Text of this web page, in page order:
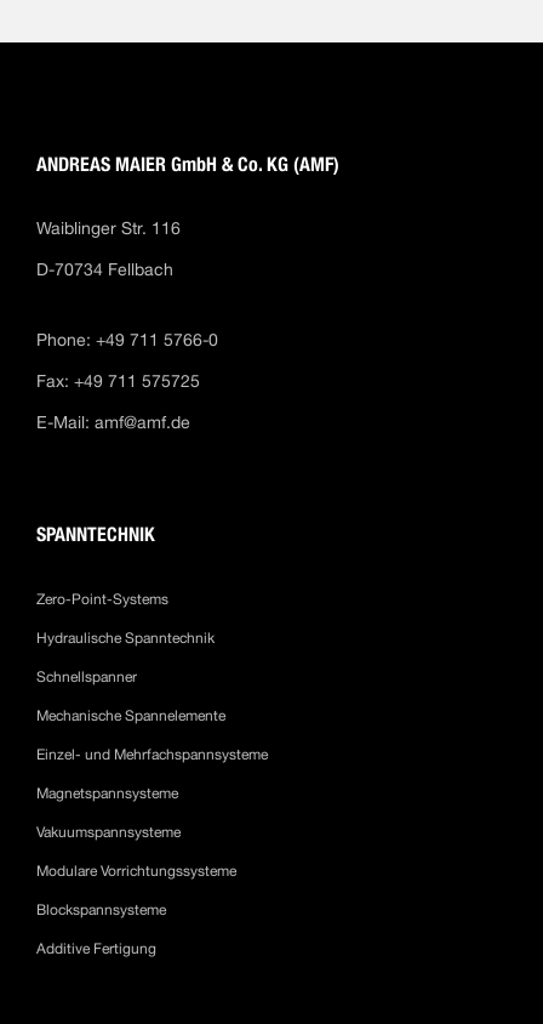
ANDREAS MAIER GmbH & Co. KG (AMF)
Waiblinger Str. 116
D-70734 Fellbach
Phone: +49 711 5766-0
Fax: +49 711 575725
E-Mail: amf@amf.de
SPANNTECHNIK
Zero-Point-Systems
Hydraulische Spanntechnik
Schnellspanner
Mechanische Spannelemente
Einzel- und Mehrfachspannsysteme
Magnetspannsysteme
Vakuumspannsysteme
Modulare Vorrichtungssysteme
Blockspannsysteme
Additive Fertigung